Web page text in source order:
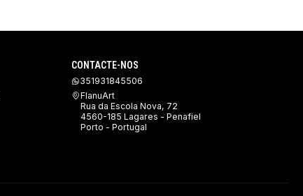
CONTACTE-NOS
351931845506
FlanuArt
Rua da Escola Nova, 72
4560-185 Lagares - Penafiel
Porto - Portugal